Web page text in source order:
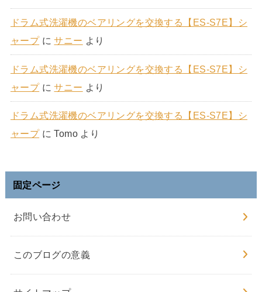
ドラム式洗濯機のベアリングを交換する【ES-S7E】シ
ャープにサニー より
ドラム式洗濯機のベアリングを交換する【ES-S7E】シ
ャープにサニー より
ドラム式洗濯機のベアリングを交換する【ES-S7E】シ
ャープにTomo より
固定ページ
お問い合わせ
このブログの意義